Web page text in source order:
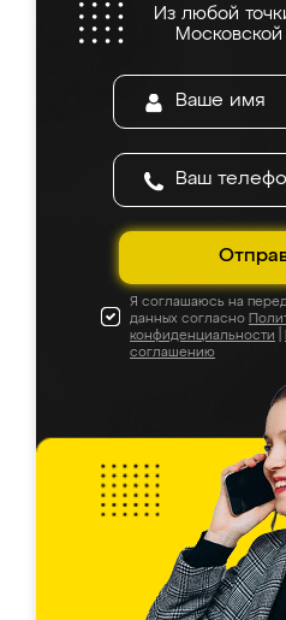
Из любой
Московской
Я соглашаюсь на
данных согласно
конфиденциальности
соглашению